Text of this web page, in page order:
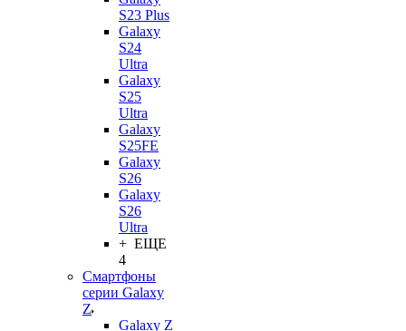
S23 Plus
Galaxy
S24
Ultra
Galaxy
S25
Ultra
Galaxy
S25FE
Galaxy
S26
Galaxy
S26
Ultra
+ ЕЩЕ
4
Смартфоны
серии Galaxy
Z
Galaxy Z